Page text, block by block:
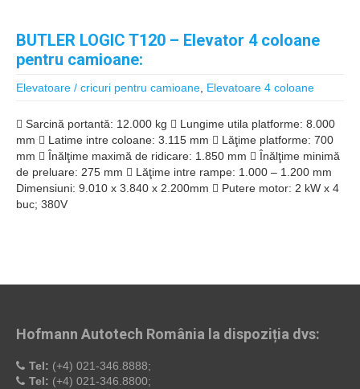
BUTLER LOGIC T120 – Elevator 4 coloane
pentru camioane:
Elevatoare / cricuri pentru camioane Elevatoare 4 coloane
 Sarcină portantă: 12.000 kg  Lungime utila platforme: 8.000
mm  Latime intre coloane: 3.115 mm  Lăţime platforme: 700
mm  Înălţime maximă de ridicare: 1.850 mm  Înălţime minimă
de preluare: 275 mm  Lăţime intre rampe: 1.000 – 1.200 mm
Dimensiuni: 9.010 x 3.840 x 2.200mm  Putere motor: 2 kW x 4
buc; 380V
Hofmann Autotech România la dispoziția dvs:
Tel: (+4) 021-346.8888;
Tel: (+4) 021-346.8800;